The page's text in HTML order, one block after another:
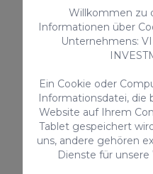
Die Nichteinhaltung
führt zum
hinterlegten
Regionaler
Ferienvermietungen:
Nationale
kurzfristige
Willkommen zu
Informationen über
Unternehmens:
Ein Cookie oder
Informationsdatei, die
Website auf Ihrem
Tablet gespeichert
uns, andere gehören
Dienste für